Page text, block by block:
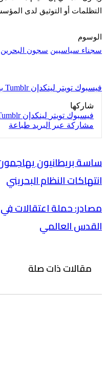
التظلمات أو التوثيق لدى
الوسوم
سجناء سياسيين سجون البحرين
فيسبوك تويتر لينكدإن
شاركها
فيسبوك تويتر لينكدإن
مشاركة عبر البريد طباعة
ساسة بريطانيون
انتهاكات النظام البحريني
مصادر: حملة اعتقالات
القدس العالمي
مقالات ذات صلة